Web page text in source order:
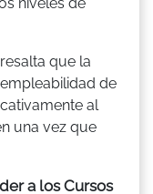
que la
de
al
una vez que
a los Cursos